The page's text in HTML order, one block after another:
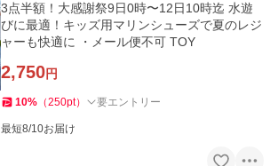
3点半額！大感謝祭9日0時〜12日10時迄 水遊
びに最適！キッズ用マリンシューズで夏のレジ
ャーも快適に ・メール便不可 TOY
2,750円
10% （250pt） 要エントリー
最短8/10お届け